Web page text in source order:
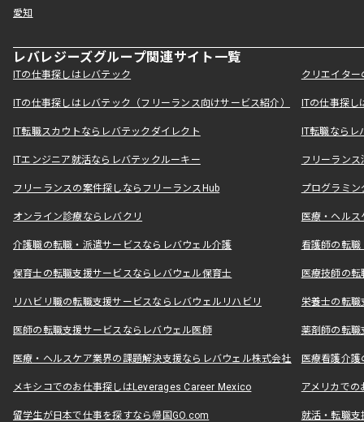
愛知
レバレジーズグループ関連サイト一覧
ITの仕事探しはレバテック クリエイタ
ITの仕事探しはレバテック（フリーランス向けサービス紹介） ITの仕事探
IT転職スカウトならレバテックダイレクト IT転職なら
ITエンジニア就活ならレバテックルーキー フリーラン
フリーランスの案件探しならフリーランスHub プログラミ
オンライン診療ならレバクリ 医療・ヘル
介護職の転職・派遣サービスならレバウェル介護 看護師の転
保育士の転職支援サービスならレバウェル保育士 医療技師の
リハビリ職の転職支援サービスならレバウェルリハビリ 栄養士の転
医師の転職支援サービスならレバウェル医師 薬剤師の転
医療・ヘルスケア業界の課題解決支援ならレバウェル株式会社 医療看護介
メキシコでのお仕事探しはLeverages Career Mexico アメリカで
留学生が日本で仕事を探すなら帰国GO.com 就活・転職